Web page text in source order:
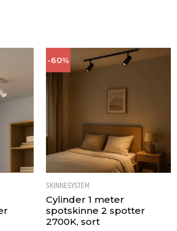
-60%
SKINNESYSTEM
Cylinder 1 meter
spotskinne 2 spotter
2700K, sort